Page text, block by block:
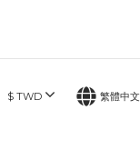
$ TWD 繁體中文